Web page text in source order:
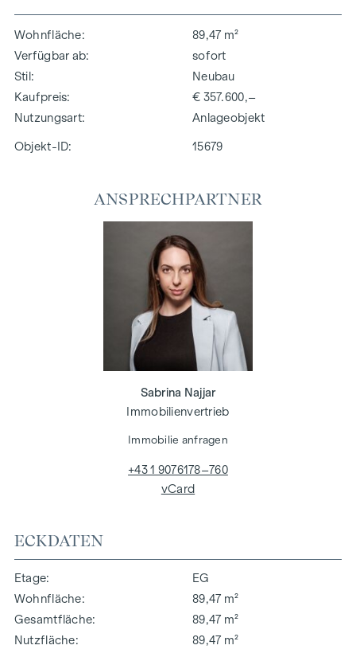
Wohnfläche
89,47 m²
Verfügbar ab
sofort
Stil
Neubau
Kaufpreis
€ 357.600,–
Nutzungsart
Anlageobjekt
Objekt-ID: 15679
ECKDATEN
Etage
EG
Wohnfläche
89,47 m²
Gesamtfläche
89,47 m²
Nutzfläche
89,47 m²
ANSPRECHPARTNER
Sabrina Najjar
Immobilienvertrieb
Immobilie anfragen
+43 1 9076178–760
vCard